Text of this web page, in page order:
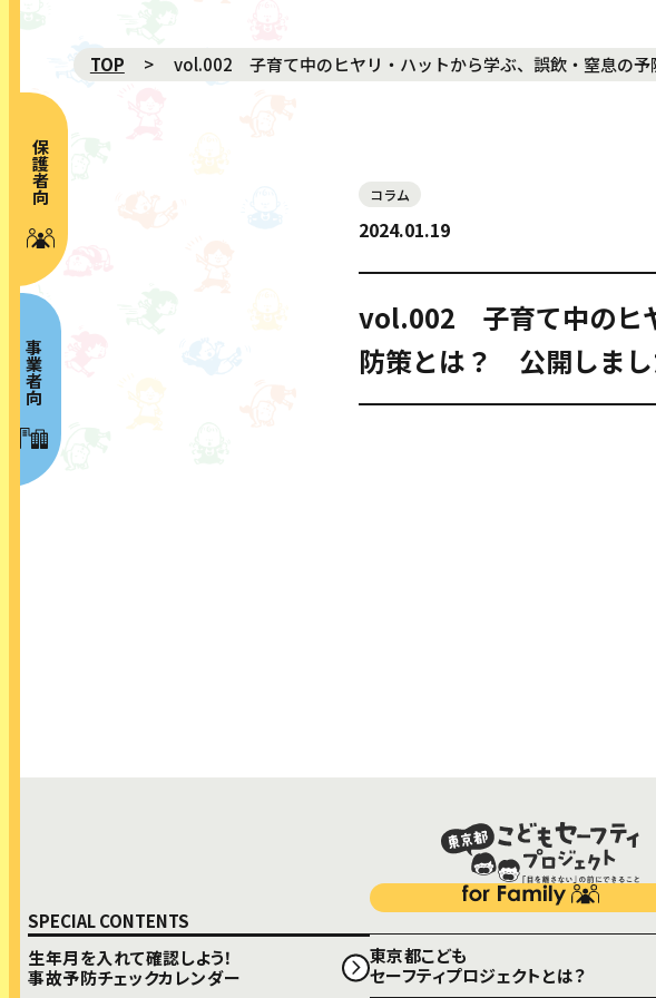
保護者向け
事業者向け
NEWS 新着
ABOUT プロジェクト概要
MOVIE 動画
GALLERY ギャラリー
RISK MAP リスクマップ
SPECIAL CONTENTS
TOP vol.002 子育て中のヒヤリ・ハットから学ぶ、誤飲・窒息の予
コラム
2024.01.19
vol.002 子育て中のヒ
防策とは？ 公開しまし
SPECIAL CONTENTS
生年月を入れて確認しよう！
事故予防チェックカレンダー
東京都こども
セーフティプロジェクトとは？